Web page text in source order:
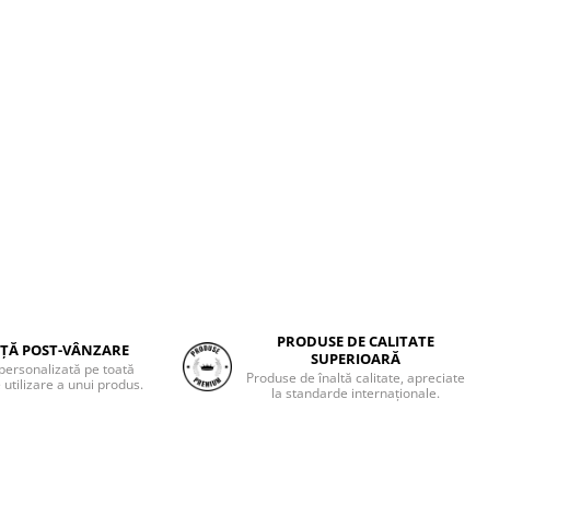
POST-VÂNZARE
pe toată
utilizare a unui produs.
PRODUSE DE CALITATE
SUPERIOARĂ
Produse de înaltă calitate, apreciate
la standarde internaționale.